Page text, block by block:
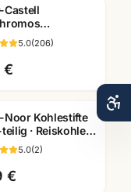
Castell
·
alle Farben ·
5.0(206)
€
Noor Kohlestifte
· Reiskohle
schwarz ·
5.0(2)
€